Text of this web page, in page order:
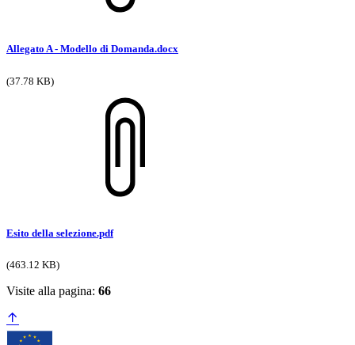
Allegato A - Modello di Domanda.docx
(37.78 KB)
Esito della selezione.pdf
(463.12 KB)
Visite alla pagina: 66